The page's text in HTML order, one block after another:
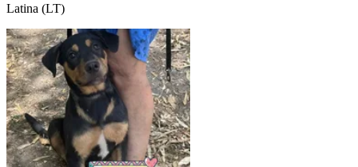
Latina (LT)